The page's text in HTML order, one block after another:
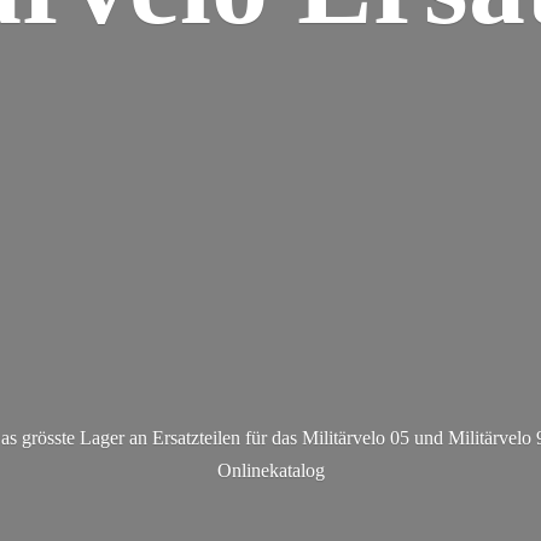
grösste Lager an Ersatzteilen für das Militärvelo 05 und Militärvelo
Onlinekatalog